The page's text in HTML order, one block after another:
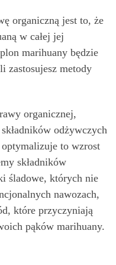
organiczną jest to, że
w całej jej
marihuany będzie
zastosujesz metody
organicznej,
odżywczych
to wzrost
składników
śladowe, których nie
nawozach,
które przyczyniają
pąków marihuany.